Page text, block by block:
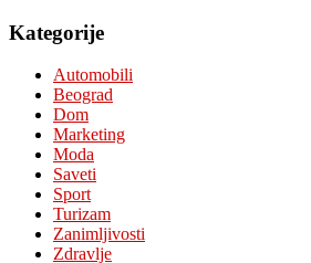
Kategorije
Automobili
Beograd
Dom
Marketing
Moda
Saveti
Sport
Turizam
Zanimljivosti
Zdravlje